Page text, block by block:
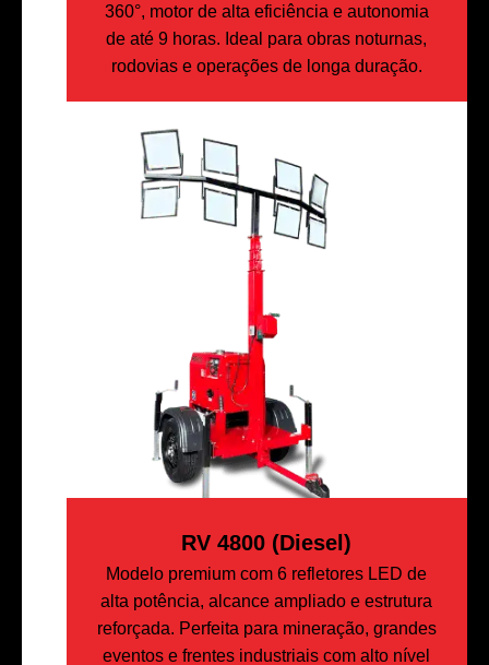
360°, motor de alta eficiência e autonomia
de até 9 horas. Ideal para obras noturnas,
rodovias e operações de longa duração.
RV 4800 (Diesel)
Modelo premium com 6 refletores LED de
alta potência, alcance ampliado e estrutura
reforçada. Perfeita para mineração, grandes
eventos e frentes industriais com alto nível